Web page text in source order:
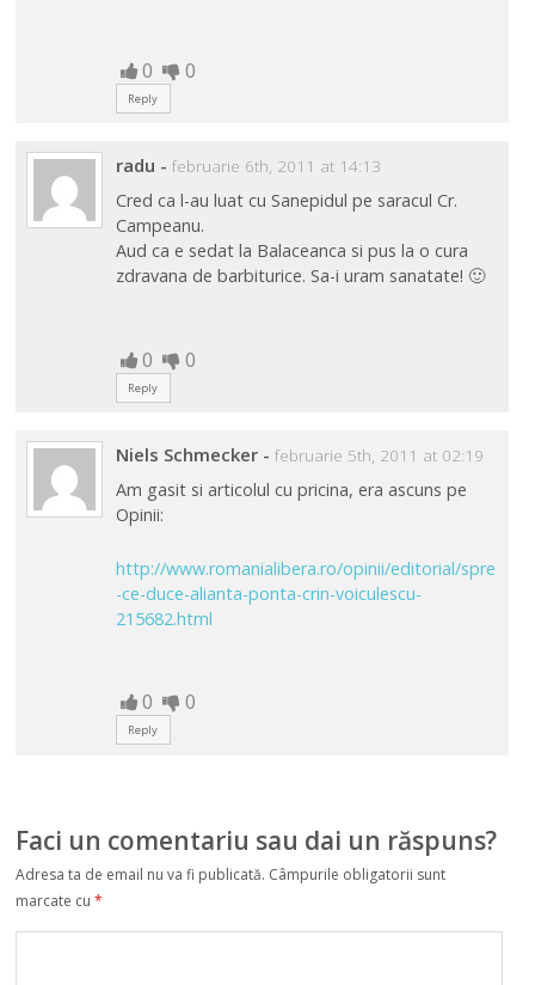
0 0
Reply
radu - februarie 6th, 2011 at 14:13
Cred ca l-au luat cu Sanepidul pe saracul Cr.
Campeanu.
Aud ca e sedat la Balaceanca si pus la o cura
zdravana de barbiturice. Sa-i uram sanatate! 🙂
0 0
Reply
Niels Schmecker - februarie 5th, 2011 at 02:19
Am gasit si articolul cu pricina, era ascuns pe
Opinii:
http://www.romanialibera.ro/opinii/editorial/spre
-ce-duce-alianta-ponta-crin-voiculescu-
215682.html
0 0
Reply
Faci un comentariu sau dai un răspuns?
Adresa ta de email nu va fi publicată. Câmpurile obligatorii sunt
marcate cu*